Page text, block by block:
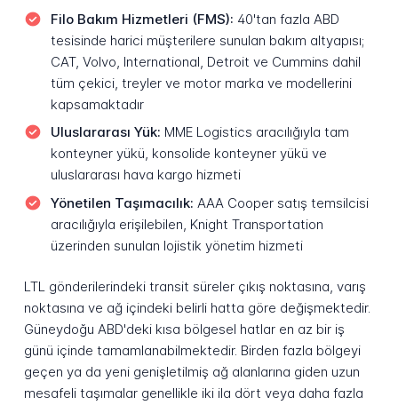
Filo Bakım Hizmetleri (FMS): 40'tan fazla ABD
tesisinde harici müşterilere sunulan bakım altyapısı;
CAT, Volvo, International, Detroit ve Cummins dahil
tüm çekici, treyler ve motor marka ve modellerini
kapsamaktadır
Uluslararası Yük: MME Logistics aracılığıyla tam
konteyner yükü, konsolide konteyner yükü ve
uluslararası hava kargo hizmeti
Yönetilen Taşımacılık: AAA Cooper satış temsilcisi
aracılığıyla erişilebilen, Knight Transportation
üzerinden sunulan lojistik yönetim hizmeti
LTL gönderilerindeki transit süreler çıkış noktasına, varış
noktasına ve ağ içindeki belirli hatta göre değişmektedir.
Güneydoğu ABD'deki kısa bölgesel hatlar en az bir iş
günü içinde tamamlanabilmektedir. Birden fazla bölgeyi
geçen ya da yeni genişletilmiş ağ alanlarına giden uzun
mesafeli taşımalar genellikle iki ila dört veya daha fazla